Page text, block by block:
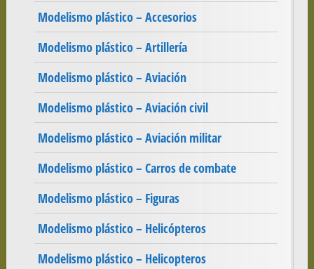
Modelismo plástico – Accesorios
Modelismo plástico – Artillería
Modelismo plástico – Aviación
Modelismo plástico – Aviación civil
Modelismo plástico – Aviación militar
Modelismo plástico – Carros de combate
Modelismo plástico – Figuras
Modelismo plástico – Helicópteros
Modelismo plástico – Helicopteros